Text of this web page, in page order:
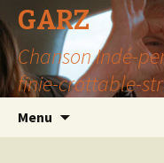
GARZ
Chanson Indé-
finie-crottable-
Menu